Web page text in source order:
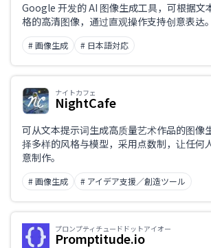
Google 开发的 AI 图像生成工具，可根据文
格的高清图像，通过直观操作支持创意表达。
# 画像生成 # 日本語対応
ナイトカフェ
NightCafe
可从文本提示词生成高质量艺术作品的图像
择多样的风格与模型，采用点数制，让任何
意制作。
# 画像生成 # アイデア支援／創造ツール
プロンプティチュードドットアイオー
Promptitude.io